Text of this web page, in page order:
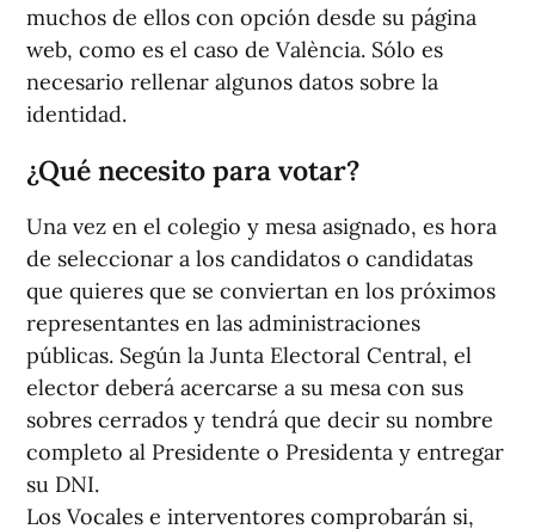
muchos de ellos con opción desde su página
web, como es el caso de València. Sólo es
necesario rellenar algunos datos sobre la
identidad.
¿Qué necesito para votar?
Una vez en el colegio y mesa asignado, es hora
de seleccionar a los candidatos o candidatas
que quieres que se conviertan en los próximos
representantes en las administraciones
públicas. Según la Junta Electoral Central, el
elector deberá acercarse a su mesa con sus
sobres cerrados y tendrá que decir su nombre
completo al Presidente o Presidenta y entregar
su DNI.
Los Vocales e interventores comprobarán si,